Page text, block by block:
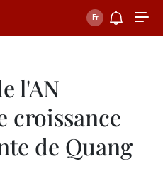
l'AN
croissance
de Quang